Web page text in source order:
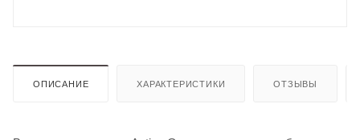
ОПИСАНИЕ ХАРАКТЕРИСТИКИ ОТЗЫВЫ